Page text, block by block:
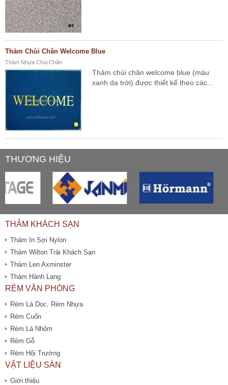
Thảm Chùi Chân Welcome Blue
Thảm Nhựa Chùi Chân
Thảm chùi chân welcome blue (màu
xanh da trời) được thiết kế theo các...
THƯƠNG HIỆU
THẢM KHÁCH SẠN
Thảm In Sợi Nylon
Thảm Wilton Trải Khách Sạn
Thảm Len Axminster
Thảm Hành Lang
RÈM VĂN PHÒNG
Rèm Lá Dọc, Rèm Nhựa
Rèm Cuốn
Rèm Lá Nhôm
Rèm Gỗ
Rèm Hội Trường
VẬT LIỆU SÀN
Giới thiệu